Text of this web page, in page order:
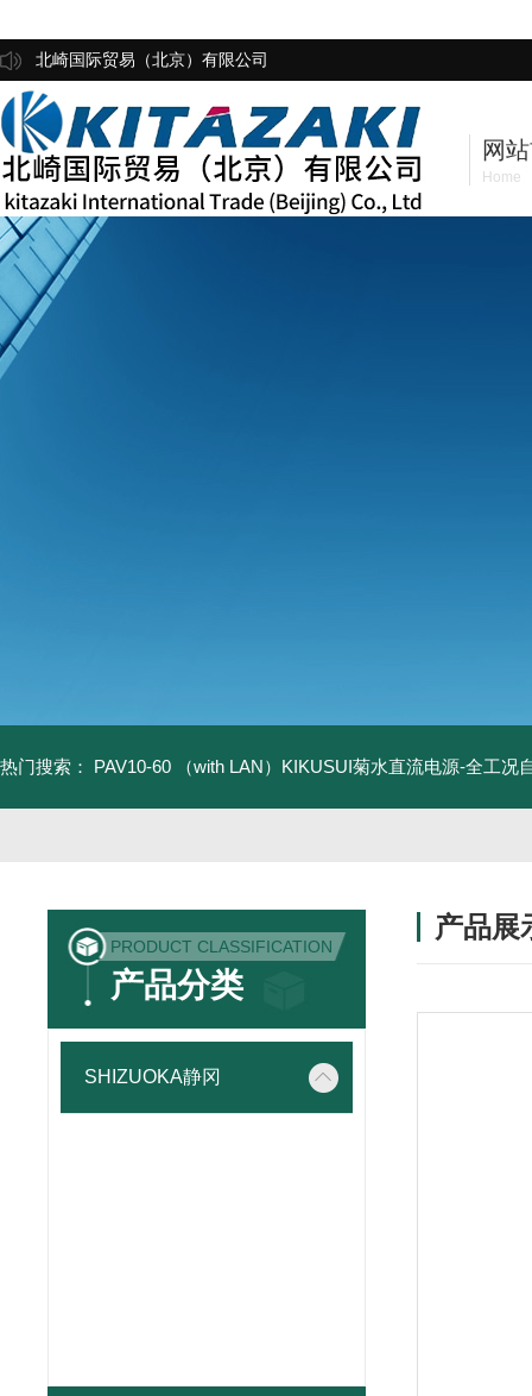
北崎国际贸易（北京）有限公司
网
Home
热门搜索： PAV10-60 （with LAN）KIKUSUI菊水直流电源-全工况
PRODUCT CLASSIFICATION
产品分类
SHIZUOKA静冈
产品展